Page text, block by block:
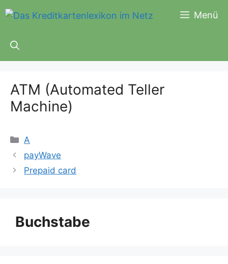
Inhalt
Menü
ATM (Automated Teller
Machine)
Kategorien
A
payWave
Prepaid card
Buchstabe